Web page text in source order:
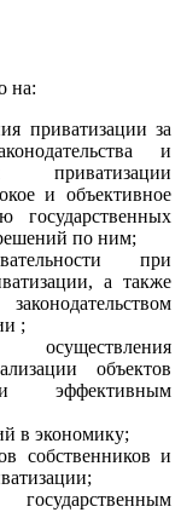
на:
приватизации за
и
и объективное
государственных
по ним;
при
а также
;
объектов
эффективным
в экономику;
собственников и